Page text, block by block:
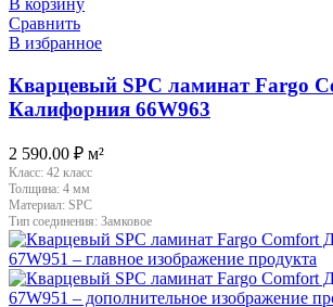
Сравнить
В избранное
Кварцевый SPC ламинат Fargo
Калифорния 66W963
2 590.00 ₽ м²
Класс: 42 класс
Толщина: 4 мм
Материал: SPC
Тип соединения: Замковое